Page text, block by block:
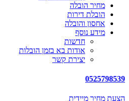
מחיר הובלה
הובלת דירות
אחסון והובלה
מידע נוסף
חדשות
אודות בא בזמן הובלות
יצירת קשר
0525798539
הצעת מחיר מיידית